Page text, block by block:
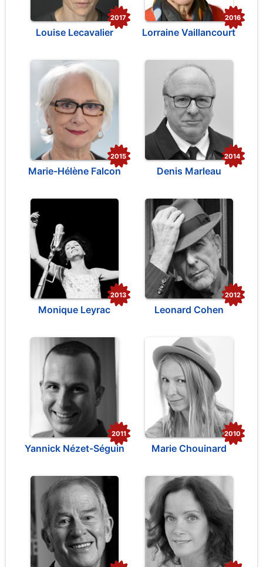
Louise Lecavalier
2017
Lorraine Vaillancourt
2016
Marie-Hélène Falcon
2015
Denis Marleau
2014
Monique Leyrac
2013
Leonard Cohen
2012
Yannick Nézet-Séguin
2011
Marie Chouinard
2010